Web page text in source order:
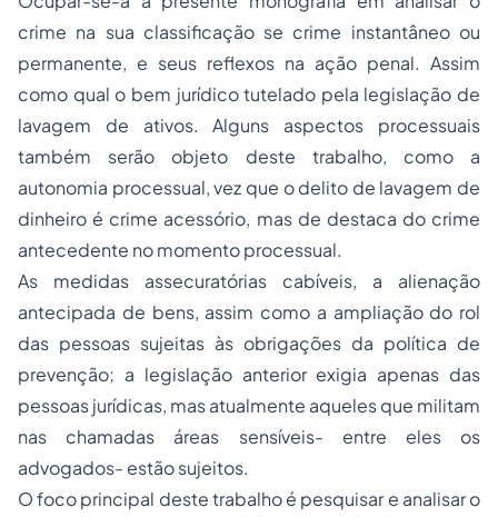
crime na sua classificação se crime instantâneo ou
permanente, e seus reflexos na ação penal. Assim
como qual o bem jurídico tutelado pela legislação de
lavagem de ativos. Alguns aspectos processuais
também serão objeto deste trabalho, como a
autonomia processual, vez que o delito de lavagem de
dinheiro é crime acessório, mas de destaca do crime
antecedente no momento processual.
As medidas assecuratórias cabíveis, a alienação
antecipada de bens, assim como a ampliação do rol
das pessoas sujeitas às obrigações da política de
prevenção; a legislação anterior exigia apenas das
pessoas jurídicas, mas atualmente aqueles que militam
nas chamadas áreas sensíveis- entre eles os
advogados- estão sujeitos.
O foco principal deste trabalho é pesquisar e analisar o